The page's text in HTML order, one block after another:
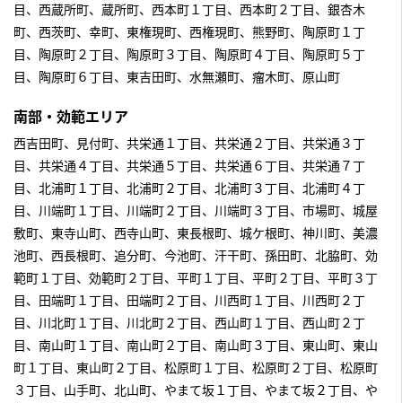
目、西蔵所町、蔵所町、西本町１丁目、西本町２丁目、銀杏木
町、西茨町、幸町、東権現町、西権現町、熊野町、陶原町１丁
目、陶原町２丁目、陶原町３丁目、陶原町４丁目、陶原町５丁
目、陶原町６丁目、東吉田町、水無瀬町、瘤木町、原山町
南部・効範エリア
西吉田町、見付町、共栄通１丁目、共栄通２丁目、共栄通３丁
目、共栄通４丁目、共栄通５丁目、共栄通６丁目、共栄通７丁
目、北浦町１丁目、北浦町２丁目、北浦町３丁目、北浦町４丁
目、川端町１丁目、川端町２丁目、川端町３丁目、市場町、城屋
敷町、東寺山町、西寺山町、東長根町、城ケ根町、神川町、美濃
池町、西長根町、追分町、今池町、汗干町、孫田町、北脇町、効
範町１丁目、効範町２丁目、平町１丁目、平町２丁目、平町３丁
目、田端町１丁目、田端町２丁目、川西町１丁目、川西町２丁
目、川北町１丁目、川北町２丁目、西山町１丁目、西山町２丁
目、南山町１丁目、南山町２丁目、南山町３丁目、東山町、東山
町１丁目、東山町２丁目、松原町１丁目、松原町２丁目、松原町
３丁目、山手町、北山町、やまて坂１丁目、やまて坂２丁目、や